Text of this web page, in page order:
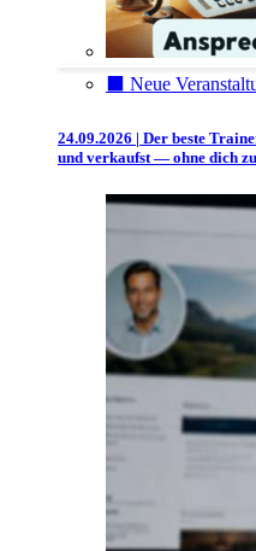
⬛️ Neue
24.09.2026 | Der beste
und verkaufst — ohne dich